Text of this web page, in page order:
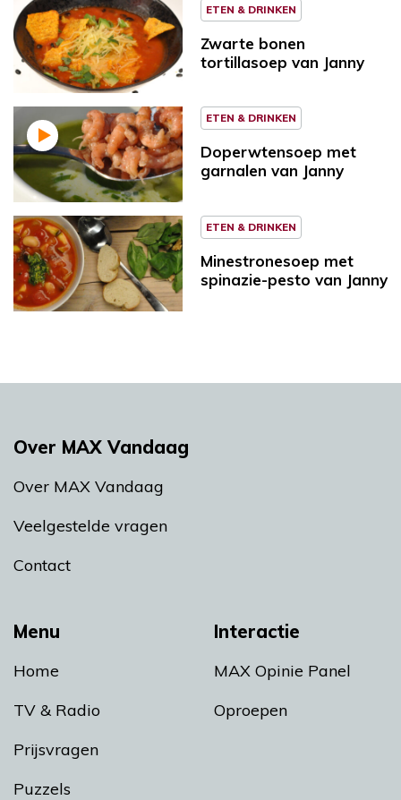
ETEN & DRINKEN
Zwarte bonen
tortillasoep van Janny
ETEN & DRINKEN
Doperwtensoep met
garnalen van Janny
ETEN & DRINKEN
Minestronesoep met
spinazie-pesto van Janny
Menu
Home
TV & Radio
Prijsvragen
Puzzels
Interactie
MAX Opinie Panel
Oproepen
Over MAX Vandaag
Over MAX Vandaag
Veelgestelde vragen
Contact